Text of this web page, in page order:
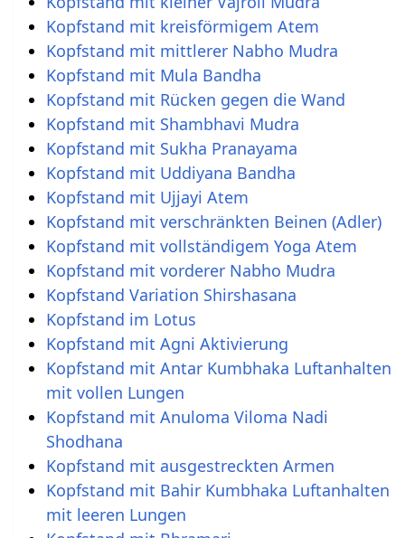
Kopfstand mit kreisförmigem Atem
Kopfstand mit mittlerer Nabho Mudra
Kopfstand mit Mula Bandha
Kopfstand mit Rücken gegen die Wand
Kopfstand mit Shambhavi Mudra
Kopfstand mit Sukha Pranayama
Kopfstand mit Uddiyana Bandha
Kopfstand mit Ujjayi Atem
Kopfstand mit verschränkten Beinen (Adler)
Kopfstand mit vollständigem Yoga Atem
Kopfstand mit vorderer Nabho Mudra
Kopfstand Variation Shirshasana
Kopfstand im Lotus
Kopfstand mit Agni Aktivierung
Kopfstand mit Antar Kumbhaka Luftanhalten
mit vollen Lungen
Kopfstand mit Anuloma Viloma Nadi
Shodhana
Kopfstand mit ausgestreckten Armen
Kopfstand mit Bahir Kumbhaka Luftanhalten
mit leeren Lungen